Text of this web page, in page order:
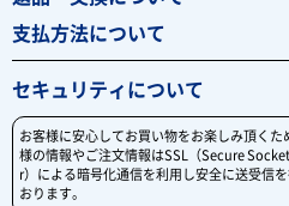
支払方法について
セキュリティについて
お客様に安心してお買い物をお楽しみ頂くた
様の情報やご注文情報はSSL（Secure
r）による暗号化通信を利用し安全に送受信
おります。